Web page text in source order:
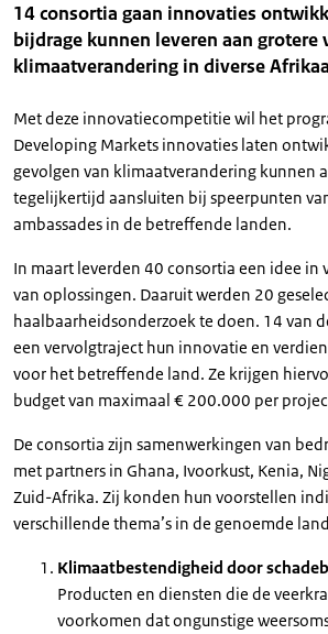
14 consortia gaan innovaties
bijdrage kunnen leveren aan grotere
klimaatverandering in diverse
Met deze innovatiecompetitie wil het
Developing Markets innovaties laten
gevolgen van klimaatverandering kunnen
tegelijkertijd aansluiten bij speerpunten
ambassades in de betreffende landen.
In maart leverden 40 consortia een idee
van oplossingen. Daaruit werden 20
haalbaarheidsonderzoek te doen. 14 van
een vervolgtraject hun innovatie en
voor het betreffende land. Ze krijgen
budget van maximaal € 200.000 per
De consortia zijn samenwerkingen van
met partners in Ghana, Ivoorkust, Kenia,
Zuid-Afrika. Zij konden hun voorstellen
verschillende thema’s in de genoemde
Klimaatbestendigheid door
Producten en diensten die de
voorkomen dat ongunstige